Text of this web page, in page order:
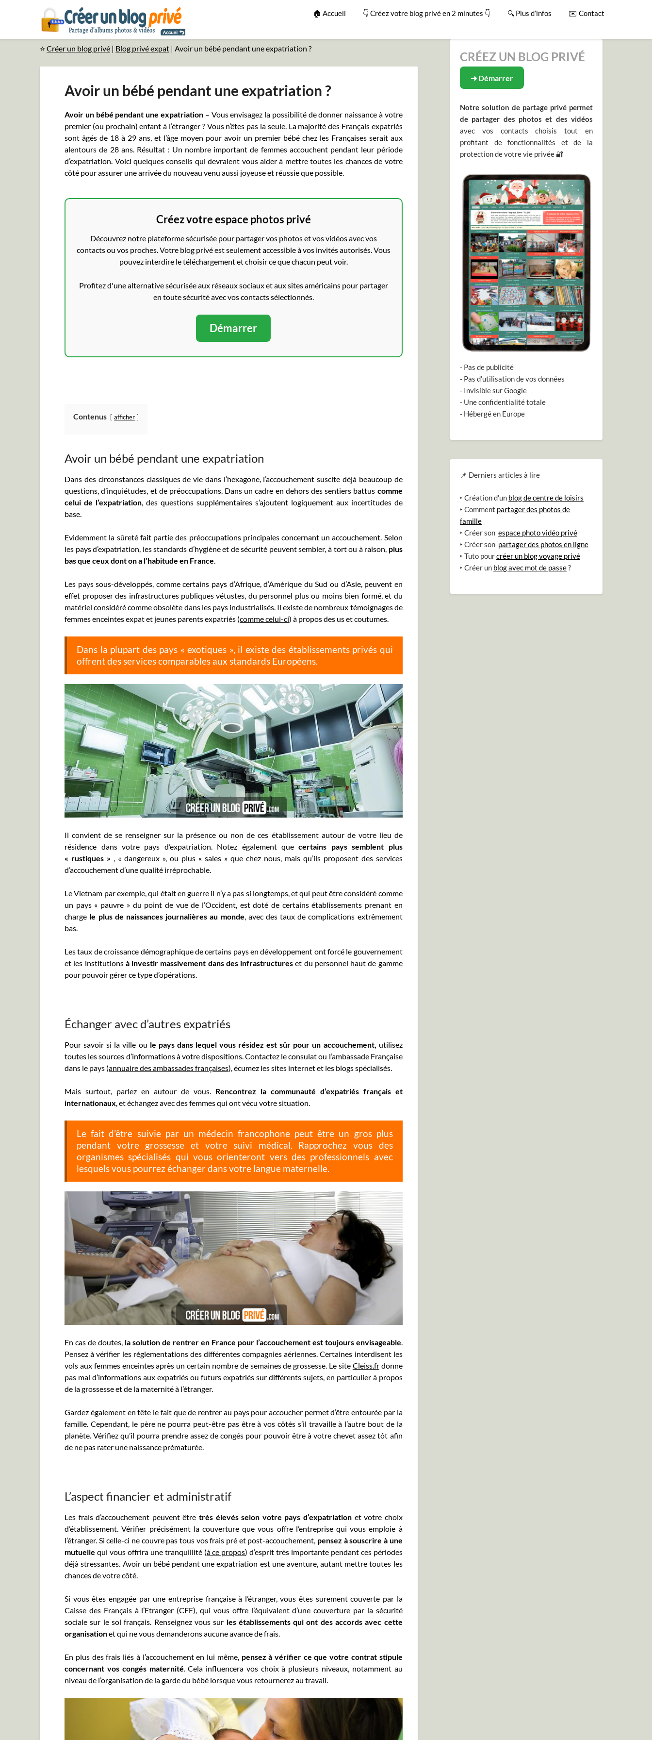
🏠 Accueil 👇 Créez votre blog privé en 2 minutes 👇 🔍 Plus d’infos ✉️ Contact
⭐ Créer un blog privé | Blog privé expat | Avoir un bébé pendant une expatriation ?
Avoir un bébé pendant une expatriation ?
Avoir un bébé pendant une expatriation– Vous envisagez la possibilité de donner naissance à votre
premier (ou prochain) enfant à l’étranger ? Vous n’êtes pas la seule. La majorité des Français expatriés
sont âgés de 18 à 29 ans, et l’âge moyen pour avoir un premier bébé chez les Françaises serait aux
alentours de 28 ans. Résultat : Un nombre important de femmes accouchent pendant leur période
d’expatriation. Voici quelques conseils qui devraient vous aider à mettre toutes les chances de votre
côté pour assurer une arrivée du nouveau venu aussi joyeuse et réussie que possible.
Créez votre espace photos privé
Découvrez notre plateforme sécurisée pour partager vos photos et vos vidéos avec vos
contacts ou vos proches. Votre blog privé est seulement accessible à vos invités autorisés. Vous
pouvez interdire le téléchargement et choisir ce que chacun peut voir.
Profitez d'une alternative sécurisée aux réseaux sociaux et aux sites américains pour partager
en toute sécurité avec vos contacts sélectionnés.
Démarrer
Contenus afficher
Avoir un bébé pendant une expatriation
Dans des circonstances classiques de vie dans l’hexagone, l’accouchement suscite déjà beaucoup de
questions, d’inquiétudes, et de préoccupations. Dans un cadre en dehors des sentiers battus comme
celui de l’expatriation, des questions supplémentaires s’ajoutent logiquement aux incertitudes de
base.
Evidemment la sûreté fait partie des préoccupations principales concernant un accouchement. Selon
les pays d’expatriation, les standards d’hygiène et de sécurité peuvent sembler, à tort ou à raison, plus
bas que ceux dont on a l’habitude en France.
Les pays sous-développés, comme certains pays d’Afrique, d’Amérique du Sud ou d’Asie, peuvent en
effet proposer des infrastructures publiques vétustes, du personnel plus ou moins bien formé, et du
matériel considéré comme obsolète dans les pays industrialisés. Il existe de nombreux témoignages de
femmes enceintes expat et jeunes parents expatriés (comme celui-ci) à propos des us et coutumes.
Dans la plupart des pays « exotiques », il existe des établissements privés qui
offrent des services comparables aux standards Européens.
Il convient de se renseigner sur la présence ou non de ces établissement autour de votre lieu de
résidence dans votre pays d’expatriation. Notez également quecertains pays semblent plus
« rustiques » , « dangereux », ou plus « sales » que chez nous, mais qu’ils proposent des services
d’accouchement d’une qualité irréprochable.
Le Vietnam par exemple, qui était en guerre il n’y a pas si longtemps, et qui peut être considéré comme
un pays « pauvre » du point de vue de l’Occident, est doté de certains établissements prenant en
charge le plus de naissances journalières au monde , avec des taux de complications extrêmement
bas.
Les taux de croissance démographique de certains pays en développement ont forcé le gouvernement
et les institutions à investir massivement dans des infrastructures et du personnel haut de gamme
pour pouvoir gérer ce type d’opérations.
Échanger avec d’autres expatriés
Pour savoir si la ville ou le pays dans lequel vous résidez est sûr pour un accouchement, utilisez
toutes les sources d’informations à votre dispositions. Contactez le consulat ou l’ambassade Française
dans le pays (annuaire des ambassades françaises), écumez les sites internet et les blogs spécialisés.
Mais surtout, parlez en autour de vous. Rencontrez la communauté d’expatriés français et
internationaux , et échangez avec des femmes qui ont vécu votre situation.
Le fait d’être suivie par un médecin francophone peut être un gros plus
pendant votre grossesse et votre suivi médical. Rapprochez vous des
organismes spécialisés qui vous orienteront vers des professionnels avec
lesquels vous pourrez échanger dans votre langue maternelle.
En cas de doutes, la solution de rentrer en France pour l’accouchement est toujours envisageable
Pensez à vérifier les réglementations des différentes compagnies aériennes. Certaines interdisent les
vols aux femmes enceintes après un certain nombre de semaines de grossesse. Le site Cleiss.frdonne
pas mal d’informations aux expatriés ou futurs expatriés sur différents sujets, en particulier à propos
de la grossesse et de la maternité à l’étranger.
Gardez également en tête le fait que de rentrer au pays pour accoucher permet d’être entourée par la
famille. Cependant, le père ne pourra peut-être pas être à vos côtés s’il travaille à l’autre bout de la
planète. Vérifiez qu’il pourra prendre assez de congés pour pouvoir être à votre chevet assez tôt afin
de ne pas rater une naissance prématurée.
L’aspect financier et administratif
Les frais d’accouchement peuvent êtretrès élevés selon votre pays d’expatriationet votre choix
d’établissement. Vérifier précisément la couverture que vous offre l’entreprise qui vous emploie à
l’étranger. Si celle-ci ne couvre pas tous vos frais pré et post-accouchement, pensez à souscrire à une
mutuelle qui vous offrira une tranquillité (à ce propos) d’esprit très importante pendant ces périodes
déjà stressantes. Avoir un bébé pendant une expatriation est une aventure, autant mettre toutes les
chances de votre côté.
Si vous êtes engagée par une entreprise française à l’étranger, vous êtes surement couverte par la
Caisse des Français à l’Etranger (CFE), qui vous offre l’équivalent d’une couverture par la sécurité
sociale sur le sol français. Renseignez vous sur les établissements qui ont des accords avec cette
organisationet qui ne vous demanderons aucune avance de frais.
En plus des frais liés à l’accouchement en lui même, pensez à vérifier ce que votre contrat stipule
concernant vos congés maternité . Cela influencera vos choix à plusieurs niveaux, notamment au
niveau de l’organisation de la garde du bébé lorsque vous retournerez au travail.
CRÉEZ UN BLOG PRIVÉ
➜ Démarrer
Notre solution de partage privé permet
de partager des photos et des vidéos
avec vos contacts choisis tout en
profitant de fonctionnalités et de la
protection de votre vie privée 🔐
- Pas de publicité
- Pas d'utilisation de vos données
- Invisible sur Google
- Une confidentialité totale
- Hébergé en Europe
📌 Derniers articles à lire
‣ Création d'un blog de centre de loisirs
‣ Comment partager des photos de
famille
‣ Créer son espace photo vidéo privé
‣ Créer son partager des photos en ligne
‣ Tuto pourcréer un blog voyage privé
‣ Créer un blog avec mot de passe?